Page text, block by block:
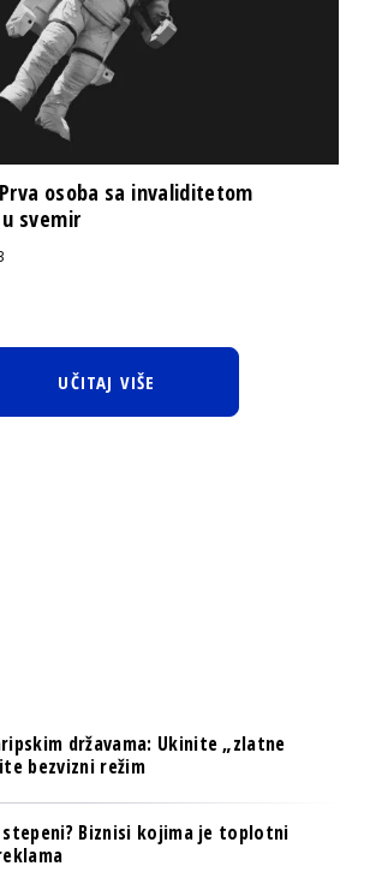
osoba sa invaliditetom
svemir
UČITAJ VIŠE
državama: Ukinite „zlatne
bezvizni režim
stepeni? Biznisi kojima je toplotni